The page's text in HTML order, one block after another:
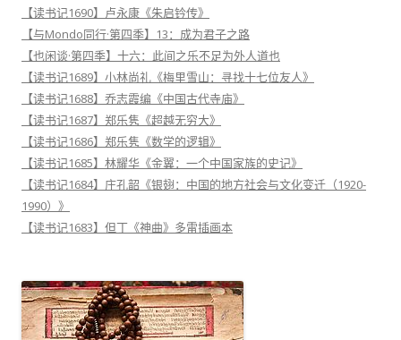
【读书记1690】卢永康《朱启钤传》
【与Mondo同行·第四季】13：成为君子之路
【也闲谈·第四季】十六：此间之乐不足为外人道也
【读书记1689】小林尚礼《梅里雪山：寻找十七位友人》
【读书记1688】乔志霞编《中国古代寺庙》
【读书记1687】郑乐隽《超越无穷大》
【读书记1686】郑乐隽《数学的逻辑》
【读书记1685】林耀华《金翼：一个中国家族的史记》
【读书记1684】庄孔韶《银翅：中国的地方社会与文化变迁（1920-
1990）》
【读书记1683】但丁《神曲》多雷插画本